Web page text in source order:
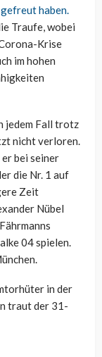
haben.
Traufe, wobei
Krise
im hohen
jedem Fall trotz
nicht verloren.
bei seiner
die Nr. 1 auf
Zeit
Nübel
04 spielen.
in der
traut der 31-